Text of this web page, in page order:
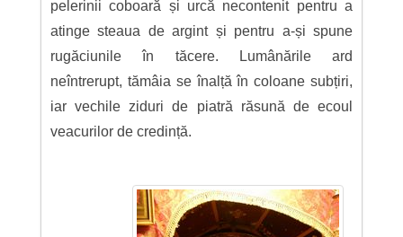
pelerinii coboară și urcă necontenit pentru a
atinge steaua de argint și pentru a-și spune
rugăciunile în tăcere. Lumânările ard
neîntrerupt, tămâia se înalță în coloane subțiri,
iar vechile ziduri de piatră răsună de ecoul
veacurilor de credință.